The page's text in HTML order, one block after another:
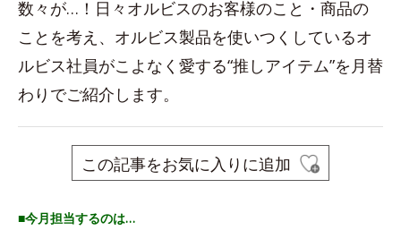
数々が…！日々オルビスのお客様のこと・商品の
ことを考え、オルビス製品を使いつくしているオ
ルビス社員がこよなく愛する“推しアイテム”を月替
わりでご紹介します。
この記事をお気に入りに追加
■今月担当するのは…